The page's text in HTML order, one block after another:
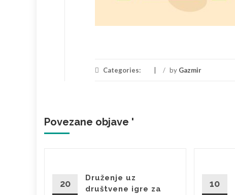
Categories: / by Gazmir
Povezane objave '
20
Druženje uz
društvene igre za
10